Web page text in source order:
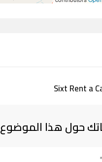
حول هذا الموضوع